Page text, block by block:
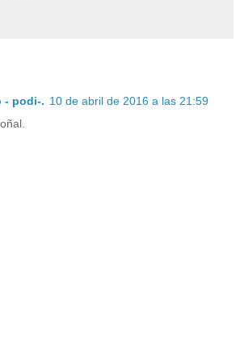
- podi-. 10 de abril de 2016 a las 21:59